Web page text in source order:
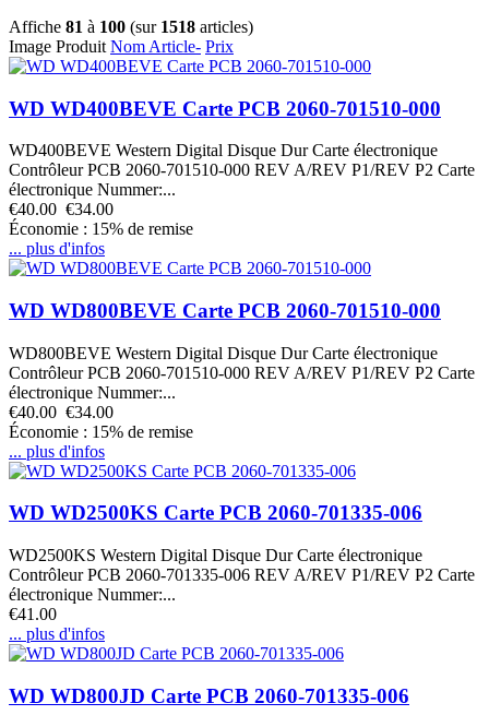
Affiche 81 à 100 (sur 1518 articles)
Image Produit Nom Article- Prix
WD WD400BEVE Carte PCB 2060-701510-000
WD400BEVE Western Digital Disque Dur Carte électronique
Contrôleur PCB 2060-701510-000 REV A/REV P1/REV P2 Carte
électronique Nummer:...
€40.00 €34.00
Économie : 15% de remise
... plus d'infos
WD WD800BEVE Carte PCB 2060-701510-000
WD800BEVE Western Digital Disque Dur Carte électronique
Contrôleur PCB 2060-701510-000 REV A/REV P1/REV P2 Carte
électronique Nummer:...
€40.00 €34.00
Économie : 15% de remise
... plus d'infos
WD WD2500KS Carte PCB 2060-701335-006
WD2500KS Western Digital Disque Dur Carte électronique
Contrôleur PCB 2060-701335-006 REV A/REV P1/REV P2 Carte
électronique Nummer:...
€41.00
... plus d'infos
WD WD800JD Carte PCB 2060-701335-006